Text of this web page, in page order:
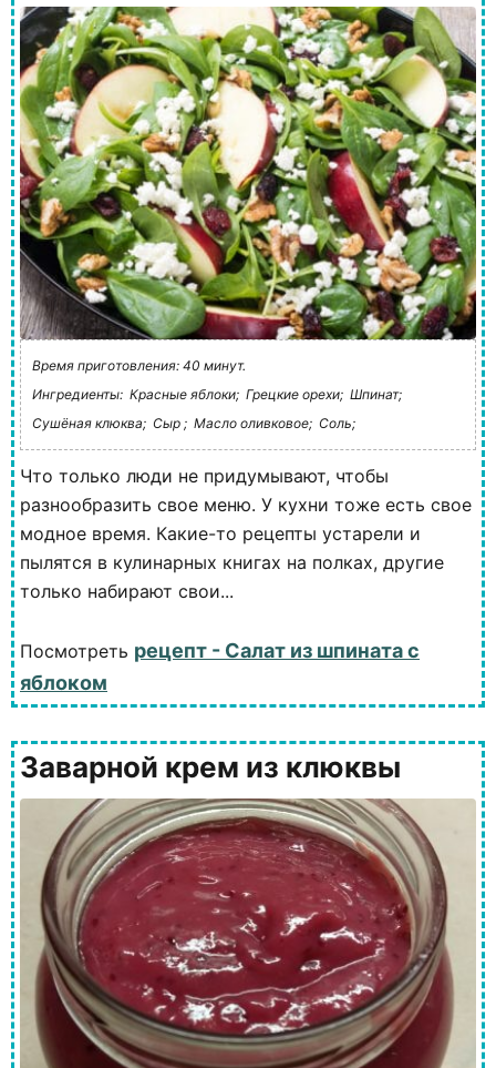
Время приготовления: 40 минут.
Ингредиенты: Красные яблоки; Грецкие орехи; Шпинат;
Сушёная клюква; Сыр ; Масло оливковое; Соль;
Что только люди не придумывают, чтобы
разнообразить свое меню. У кухни тоже есть свое
модное время. Какие-то рецепты устарели и
пылятся в кулинарных книгах на полках, другие
только набирают свои...
Посмотреть рецепт - Салат из шпината с
яблоком
Заварной крем из клюквы